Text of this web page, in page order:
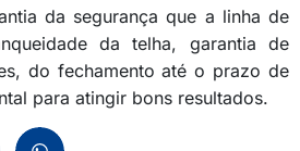
da segurança que a linha de
da telha, garantia de
do fechamento até o prazo de
para atingir bons resultados.